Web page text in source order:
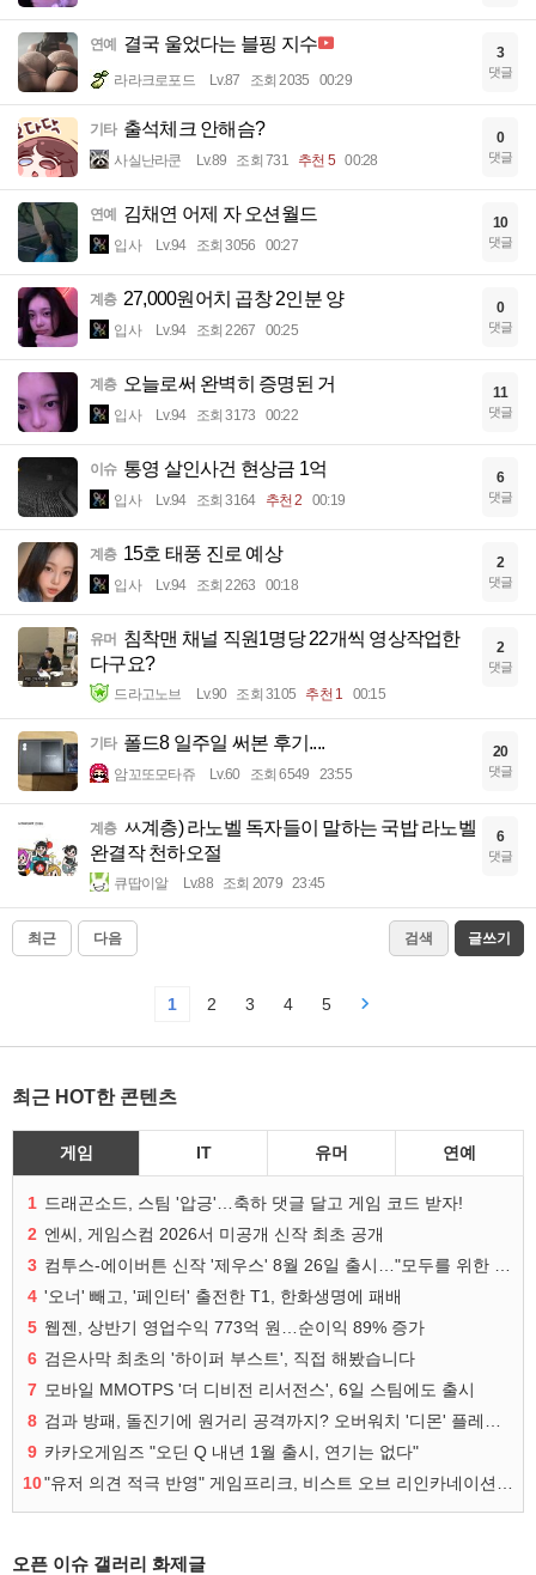
연예 결국 울었다는 블핑 지수
라라크로포드 Lv.87 조회 2035 00:29
3
댓글
기타 출석체크 안해슴?
사실난라쿤 Lv.89 조회 731 추천 5 00:28
0
댓글
연예 김채연 어제 자 오션월드
입사 Lv.94 조회 3056 00:27
10
댓글
계층 27,000원어치 곱창 2인분 양
입사 Lv.94 조회 2267 00:25
0
댓글
계층 오늘로써 완벽히 증명된 거
입사 Lv.94 조회 3173 00:22
11
댓글
이슈 통영 살인사건 현상금 1억
입사 Lv.94 조회 3164 추천 2 00:19
6
댓글
계층 15호 태풍 진로 예상
입사 Lv.94 조회 2263 00:18
2
댓글
유머 침착맨 채널 직원1명당 22개씩 영상작업한
다구요?
드라고노브 Lv.90 조회 3105 추천 1 00:15
2
댓글
기타 폴드8 일주일 써본 후기....
암꼬또모타쥬 Lv.60 조회 6549 23:55
20
댓글
계층 ㅆ계층) 라노벨 독자들이 말하는 국밥 라노벨
완결작 천하오절
큐땁이알 Lv.88 조회 2079 23:45
6
댓글
최근 다음 검색 글쓰기
1 2 3 4 5
최근 HOT한 콘텐츠
게임 IT 유머 연예
1 드래곤소드, 스팀 '압긍'…축하 댓글 달고 게임 코드 받자!
2 엔씨, 게임스컴 2026서 미공개 신작 최초 공개
3
4 '오너' 빼고, '페인터' 출전한 T1, 한화생명에 패배
5 웹젠, 상반기 영업수익 773억 원…순이익 89% 증가
6 검은사막 최초의 '하이퍼 부스트', 직접 해봤습니다
7 모바일 MMOTPS '더 디비전 리서전스', 6일 스팀에도 출시
8
9 카카오게임즈 "오딘 Q 내년 1월 출시, 연기는 없다"
10
오픈 이슈 갤러리 화제글